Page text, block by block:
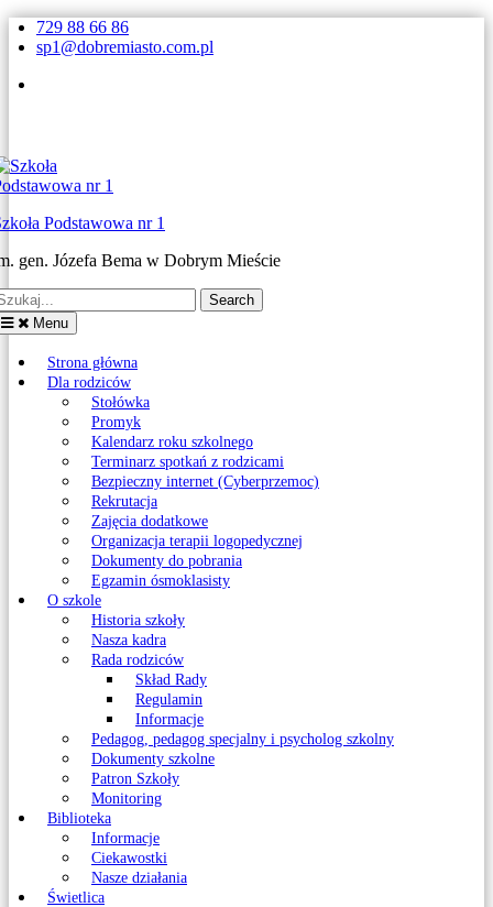
Skip
to
729 88 66 86
sp1@dobremiasto.com.pl
Podstawowa nr 1
gen. Józefa Bema w Dobrym Mieście
Menu
Strona główna
Dla rodziców
Stołówka
Promyk
Kalendarz roku szkolnego
Terminarz spotkań z rodzicami
Bezpieczny internet (Cyberprzemoc)
Rekrutacja
Zajęcia dodatkowe
Organizacja terapii logopedycznej
Dokumenty do pobrania
Egzamin ósmoklasisty
O szkole
Historia szkoły
Nasza kadra
Rada rodziców
Skład Rady
Regulamin
Informacje
Pedagog, pedagog specjalny i psycholog szkolny
Dokumenty szkolne
Patron Szkoły
Monitoring
Biblioteka
Informacje
Ciekawostki
Nasze działania
Świetlica